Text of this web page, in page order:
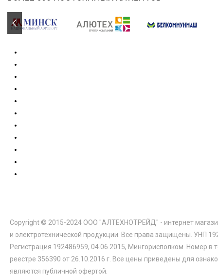
Copyright © 2015-2024 ООО "АЛТЕХНОТРЕЙД" - интернет
и электротехнической продукции. Все права защищены. УНП
Регистрация 192486959, 04.06.2015, Мингорисполком. Номер в
реестре 356390 от 26.10.2016 г. Все цены приведены для
являются публичной офертой.